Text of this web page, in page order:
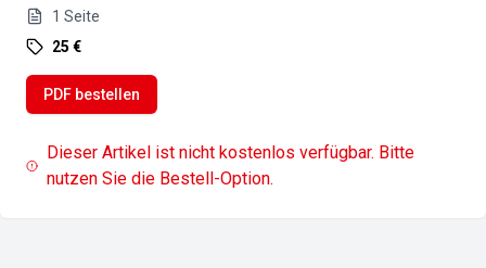
1 Seite
25 €
PDF bestellen
Dieser Artikel ist nicht kostenlos verfügbar. Bitte
nutzen Sie die Bestell-Option.